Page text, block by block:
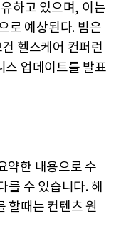
하고 있으며, 이는
로 예상된다. 빔은
헬스케어 컨퍼런
스 업데이트를 발표
약한 내용으로 수
를 수 있습니다. 해
할때는 컨텐츠 원